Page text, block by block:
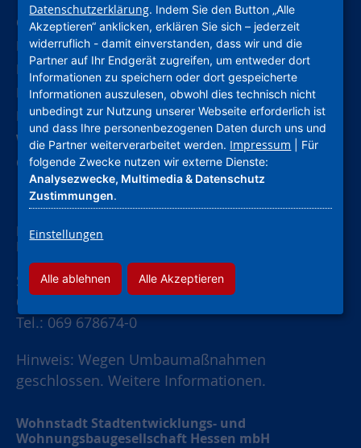
Compliance
Hinweise und Meldestelle
Barrierefreiheitserklärung
Impressum
Datenschutz
Widerruf Werbung
Cookie-Einstellungen
Nassauische Heimstätte Wohnungs- und
Entwicklungsgesellschaft mbH
Schaumainkai 47
60596 Frankfurt am Main
Tel.: 069 678674-0
Hinweis: Wegen Umbaumaßnahmen
geschlossen. Weitere Informationen.
Wohnstadt Stadtentwicklungs- und
Wohnungsbaugesellschaft Hessen mbH
Datenschutzerklärung. Indem Sie den Button „Alle
Akzeptieren“ anklicken, erklären Sie sich – jederzeit
widerruflich - damit einverstanden, dass wir und die
Partner auf Ihr Endgerät zugreifen, um entweder dort
Informationen zu speichern oder dort gespeicherte
Informationen auszulesen, obwohl dies technisch nicht
unbedingt zur Nutzung unserer Webseite erforderlich ist
und dass Ihre personenbezogenen Daten durch uns und
die Partner weiterverarbeitet werden. Impressum | Für
folgende Zwecke nutzen wir externe Dienste:
Analysezwecke, Multimedia & Datenschutz
Zustimmungen.
Einstellungen
Alle ablehnen Alle Akzeptieren